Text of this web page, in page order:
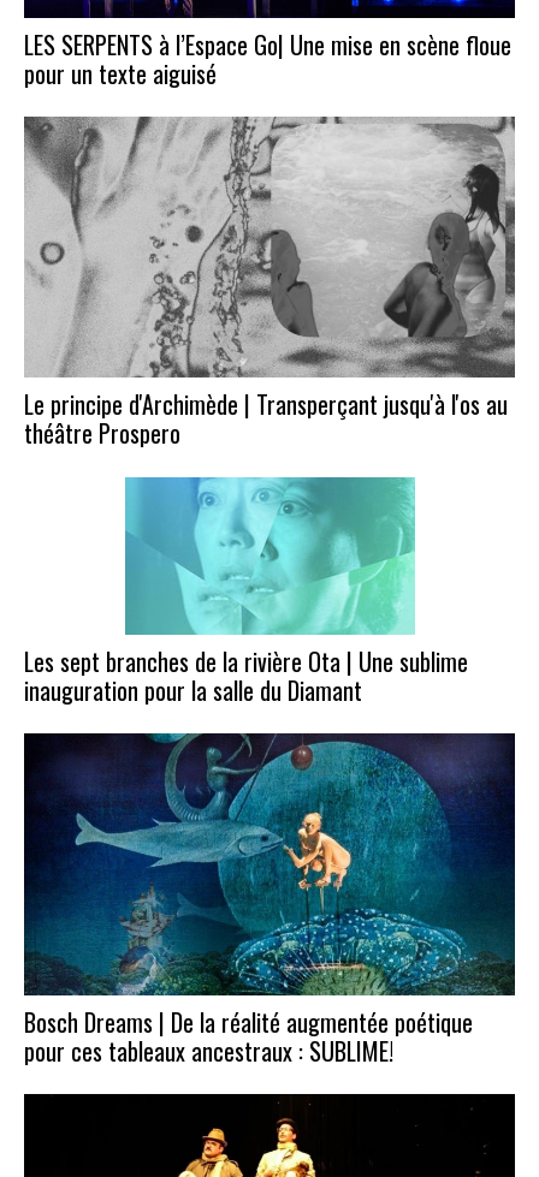
LES SERPENTS à l’Espace Go| Une mise en scène floue
pour un texte aiguisé
Le principe d'Archimède | Transperçant jusqu'à l'os au
théâtre Prospero
Les sept branches de la rivière Ota | Une sublime
inauguration pour la salle du Diamant
Bosch Dreams | De la réalité augmentée poétique
pour ces tableaux ancestraux : SUBLIME!